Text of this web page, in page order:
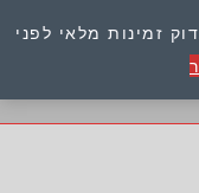
זמינות מלאי לפני
כתובת : היוזמים 9 אור יהודה שירות לקוחות 054-